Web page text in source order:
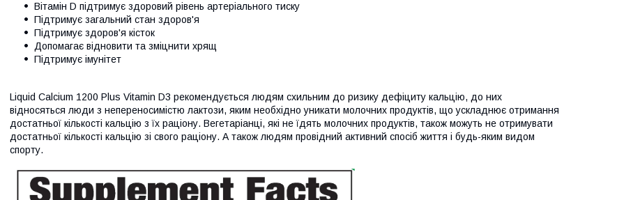
Вітамін D підтримує здоровий рівень артеріального тиску
Підтримує загальний стан здоров'я
Підтримує здоров'я кісток
Допомагає відновити та зміцнити хрящ
Підтримує імунітет
Liquid Calcium 1200 Plus Vitamin D3 рекомендується людям схильним до ризику дефіциту кальцію, до них
відносяться люди з непереносимістю лактози, яким необхідно уникати молочних продуктів, що ускладнює отримання
достатньої кількості кальцію з їх раціону. Вегетаріанці, які не їдять молочних продуктів, також можуть не отримувати
достатньої кількості кальцію зі свого раціону. А також людям провідний активний спосіб життя і будь-яким видом
спорту.